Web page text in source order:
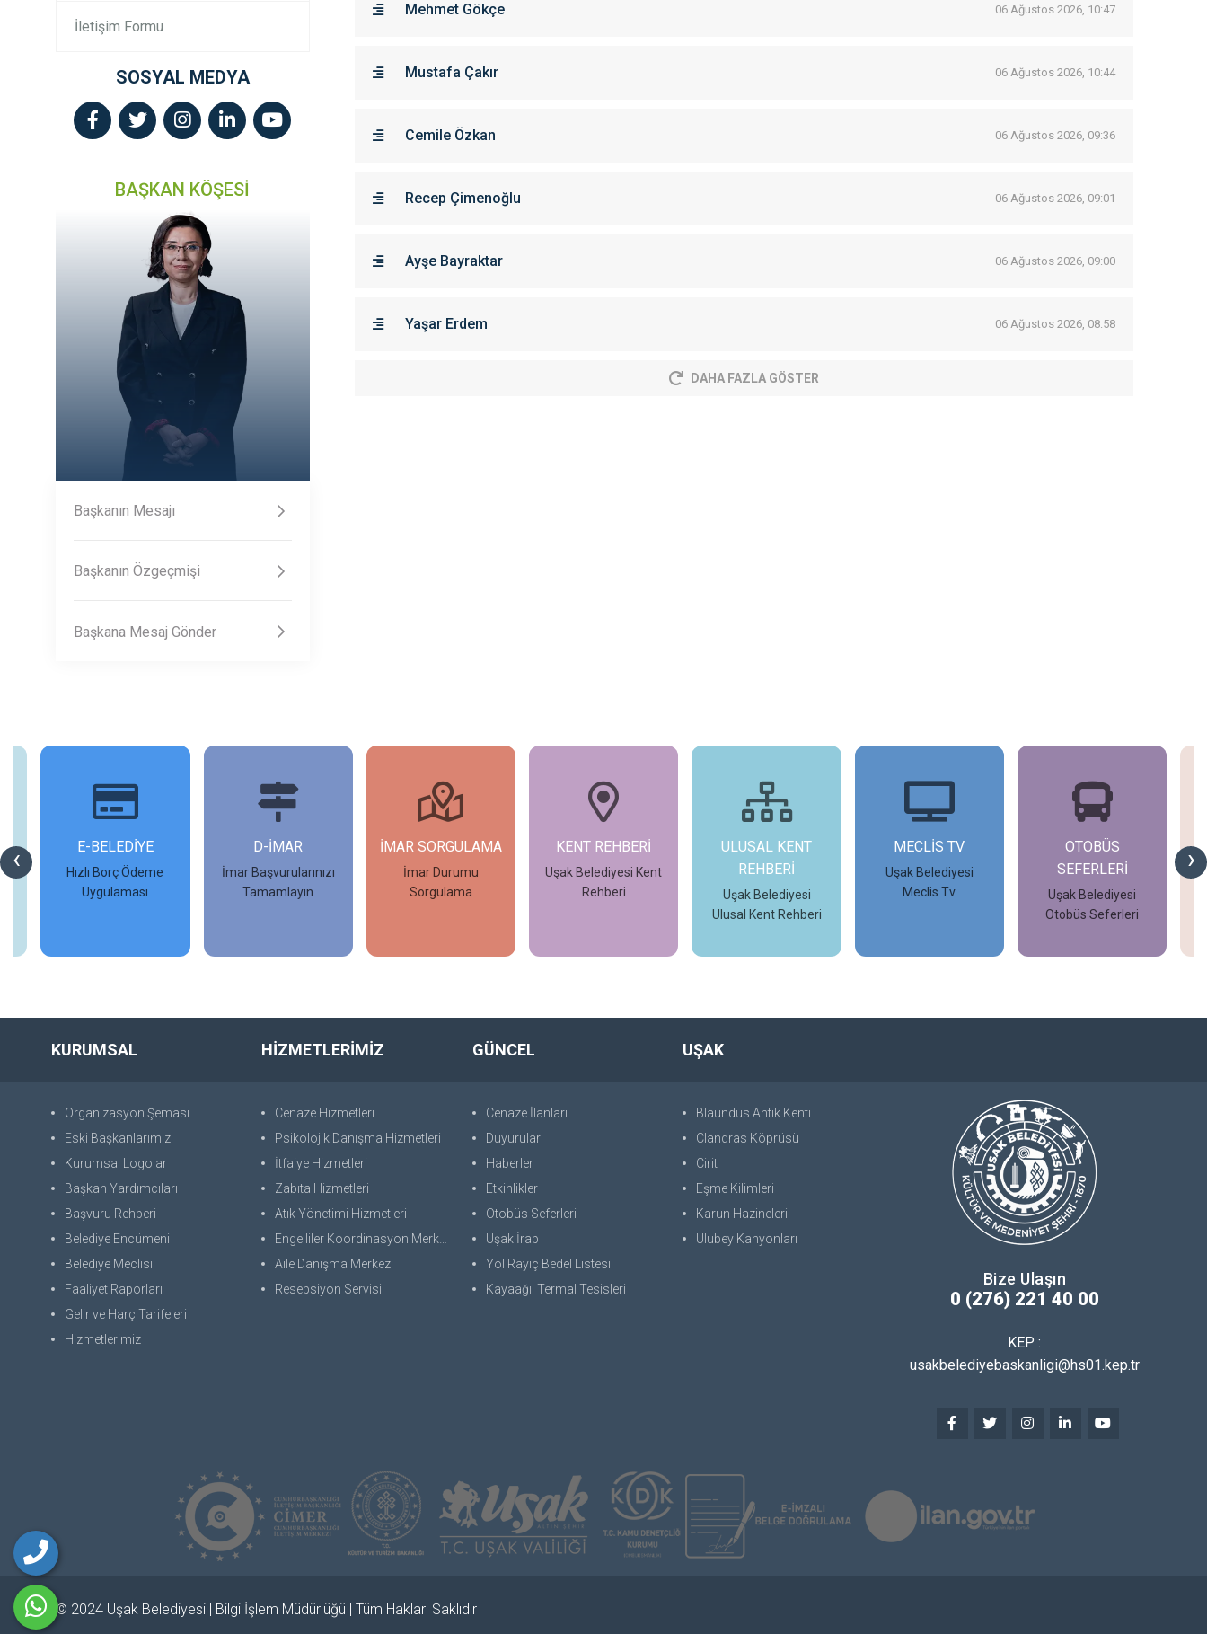
İletişim Formu
SOSYAL MEDYA
BAŞKAN KÖŞESİ
Başkanın Mesajı
Başkanın Özgeçmişi
Başkana Mesaj Gönder
Mehmet Gökçe 06 Ağustos 2026, 10:47
Mustafa Çakır 06 Ağustos 2026, 10:44
Cemile Özkan 06 Ağustos 2026, 09:36
Recep Çimenoğlu 06 Ağustos 2026, 09:01
Ayşe Bayraktar 06 Ağustos 2026, 09:00
Yaşar Erdem 06 Ağustos 2026, 08:58
DAHA FAZLA GÖSTER
‹ ›
E-BELEDİYE
Hızlı Borç Ödeme
Uygulaması
D-İMAR
İmar Başvurularınızı
Tamamlayın
İMAR SORGULAMA
İmar Durumu
Sorgulama
KENT REHBERİ
Uşak Belediyesi Kent
Rehberi
ULUSAL KENT
REHBERİ
Uşak Belediyesi
Ulusal Kent Rehberi
MECLİS TV
Uşak Belediyesi
Meclis Tv
OTOBÜS
SEFERLERİ
Uşak Belediyesi
Otobüs Seferleri
KURUMSAL
Organizasyon Şeması
Eski Başkanlarımız
Kurumsal Logolar
Başkan Yardımcıları
Başvuru Rehberi
Belediye Encümeni
Belediye Meclisi
Faaliyet Raporları
Gelir ve Harç Tarifeleri
Hizmetlerimiz
HİZMETLERİMİZ
Cenaze Hizmetleri
Psikolojik Danışma Hizmetleri
İtfaiye Hizmetleri
Zabıta Hizmetleri
Atık Yönetimi Hizmetleri
Engelliler Koordinasyon Merkezi
Aile Danışma Merkezi
Resepsiyon Servisi
GÜNCEL
Cenaze İlanları
Duyurular
Haberler
Etkinlikler
Otobüs Seferleri
Uşak İrap
Yol Rayiç Bedel Listesi
Kayaağıl Termal Tesisleri
UŞAK
Blaundus Antik Kenti
Clandras Köprüsü
Cirit
Eşme Kilimleri
Karun Hazineleri
Ulubey Kanyonları
Bize Ulaşın
0 (276) 221 40 00
KEP :
usakbelediyebaskanligi@hs01.kep.tr
© 2024 Uşak Belediyesi | Bilgi İşlem Müdürlüğü | Tüm Hakları Saklıdır